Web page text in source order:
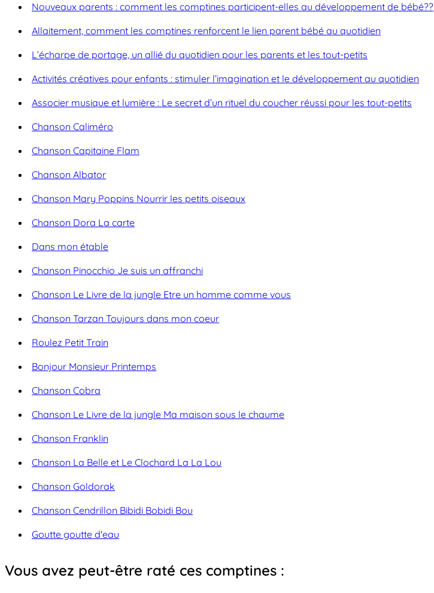
Nouveaux parents : comment les comptines participent-elles au développement de bébé??
Allaitement, comment les comptines renforcent le lien parent bébé au quotidien
L’écharpe de portage, un allié du quotidien pour les parents et les tout-petits
Activités créatives pour enfants : stimuler l’imagination et le développement au quotidien
Associer musique et lumière : Le secret d’un rituel du coucher réussi pour les tout-petits
Chanson Caliméro
Chanson Capitaine Flam
Chanson Albator
Chanson Mary Poppins Nourrir les petits oiseaux
Chanson Dora La carte
Dans mon étable
Chanson Pinocchio Je suis un affranchi
Chanson Le Livre de la jungle Etre un homme comme vous
Chanson Tarzan Toujours dans mon coeur
Roulez Petit Train
Bonjour Monsieur Printemps
Chanson Cobra
Chanson Le Livre de la jungle Ma maison sous le chaume
Chanson Franklin
Chanson La Belle et Le Clochard La La Lou
Chanson Goldorak
Chanson Cendrillon Bibidi Bobidi Bou
Goutte goutte d'eau
Vous avez peut-être raté ces comptines :